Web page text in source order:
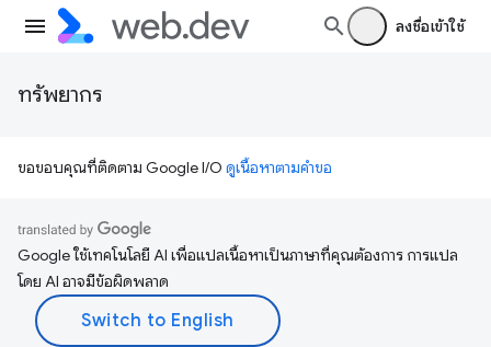
ลงชื่อเข้าใช้
ทรัพยากร
ขอขอบคุณที่ติดตาม Google I/O ดูเนื้อหาตามคำขอ
Google ใช้เทคโนโลยี AI เพื่อแปลเนื้อหาเป็นภาษาที่คุณต้องการ การแปล
โดย AI อาจมีข้อผิดพลาด